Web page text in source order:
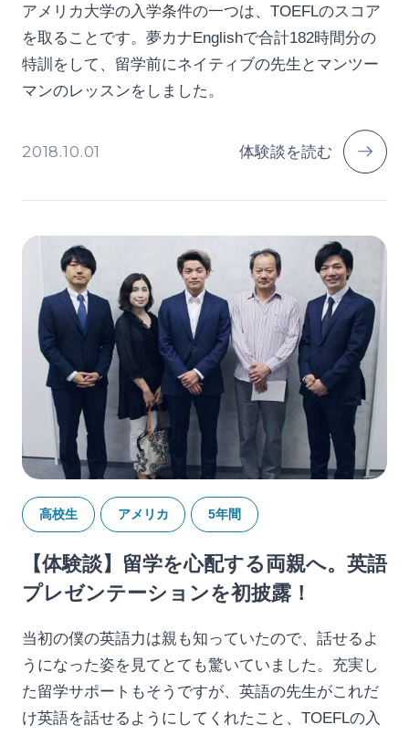
アメリカ大学の入学条件の一つは、TOEFLのスコア
を取ることです。夢カナEnglishで合計182時間分の
特訓をして、留学前にネイティブの先生とマンツー
マンのレッスンをしました。
2018.10.01 体験談を読む
高校生 アメリカ 5年間
【体験談】留学を心配する両親へ。英語
プレゼンテーションを初披露！
当初の僕の英語力は親も知っていたので、話せるよ
うになった姿を見てとても驚いていました。充実し
た留学サポートもそうですが、英語の先生がこれだ
け英語を話せるようにしてくれたこと、TOEFLの入